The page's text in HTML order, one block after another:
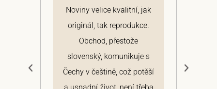
Noviny velice kvalitní, jak
originál, tak reprodukce.
Obchod, přestože
slovenský, komunikuje s
Čechy v češtině, což potěší